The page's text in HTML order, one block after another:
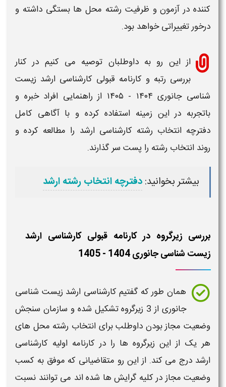
کننده در آزمون و ظرفیت رشته محل ها بستگی داشته و
درخور تغییراتی خواهد بود.
از این رو به داوطلبان توصیه می کنیم در کنار
بررسی رتبه و کارنامه قبولی کارشناسی ارشد زیست
شناسی جانوری ۱۴۰۴ - ۱۴۰۵
از راهنمایی افراد خبره و
باتجربه در این زمینه استفاده کرده و با آگاهی کامل
دفترچه انتخاب رشته کارشناسی ارشد را مطالعه کرده و
روند انتخاب رشته را پست سر گذارند.
بیشتر بخوانید:دفترچه انتخاب رشته ارشد
بررسی زیرگروه در کارنامه قبولی کارشناسی ارشد
زیست شناسی جانوری 1404 - 1405
همان طور که گفتیم کارشناسی ارشد زیست شناسی
جانوری
از 3 زیرگروه تشکیل شده و سازمان سنجش
وضعیت مجاز بودن داوطلب برای انتخاب رشته محل های
هر یک از این زیرگروه ها را در کارنامه اولیه کارشناسی
ارشد درج می کند. از این رو متقاضیانی که موفق به کسب
وضعیت مجاز در کلیه گرایش ها شده اند می توانند نسبت